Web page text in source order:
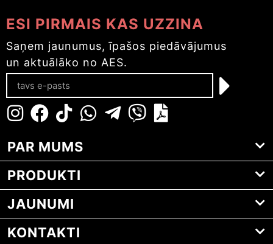
PAR MUMS
PRODUKTI
JAUNUMI
KONTAKTI
ESI PIRMAIS KAS UZZINA
Saņem jaunumus, īpašos piedāvājumus
un aktuālāko no AES.